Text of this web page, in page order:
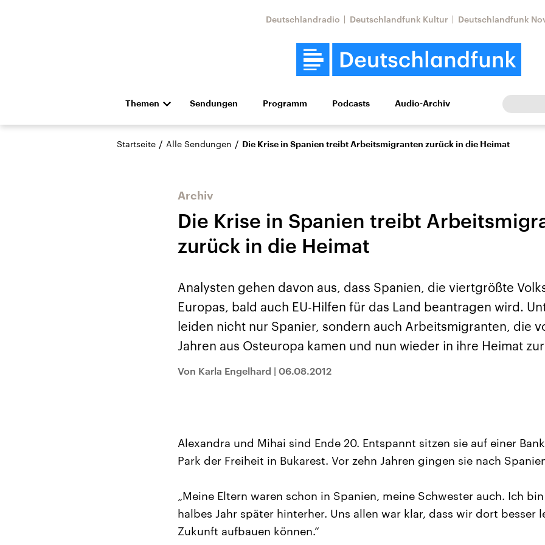
Deutschlandradio Deutschlandfunk Kultur Deutschlandfunk
Themen
Die Nachrichten Politik Wirtschaft Wissen Kultur Europa
Hörspiel und Feature Musik
Landtagswahl Sachsen-
Sachsen-Anhalt wählt
am 6. September 2026
einen neuen Landtag.
Seit 2021 wird das
Bundesland von einer
Koalition aus CDU, SPD
und FDP regiert.-
Umfragen, Prognosen,
aktuelle Berichte und
USA
Hintergründe
Wirtschaftlich und
militärisch gehören die
Vereinigten Staaten zu
den mächtigsten
Ländern der Erde, mit
großem Einfluss auf das
aktuelle Weltgeschehen.
Nahostkonflikt
Der Überfall der
palästinensischen
Terrororganisation
Hamas im Oktober 2023
auf Israel hat in der
Region wieder die
Gewalt entfacht. Israel
möchte die Hamas
Der Iran – seit der
Islamischen
1979 auch
Republik Iran – ist
von einem
Religionsführer
regierter Staat im
Osten. Eine
Sendungen Programm Podcasts Audio-Archiv
Startseite / Alle Sendungen / Die Krise in Spanien treibt Arbeitsmigranten zurück in die Heimat
Archiv
Die Krise in Spanien treibt
zurück in die Heimat
Analysten gehen davon aus, dass Spanien, die viertgrößte
Europas, bald auch EU-Hilfen für das Land beantragen wird.
leiden nicht nur Spanier, sondern auch Arbeitsmigranten, die
Jahren aus Osteuropa kamen und nun wieder in ihre Heimat
Von Karla Engelhard | 06.08.2012
Alexandra und Mihai sind Ende 20. Entspannt sitzen sie auf einer
Park der Freiheit in Bukarest. Vor zehn Jahren gingen sie nach
„Meine Eltern waren schon in Spanien, meine Schwester auch. Ich
halbes Jahr später hinterher. Uns allen war klar, dass wir dort besser
Zukunft aufbauen können.“